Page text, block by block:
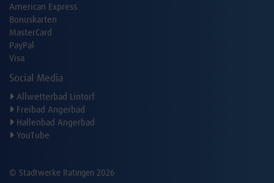
American Express
Bonuskarten
MasterCard
PayPal
Visa
Social Media
Allwetterbad Lintorf
Freibad Angerbad
Hallenbad Angerbad
YouTube
© Stadtwerke Ratingen 2026